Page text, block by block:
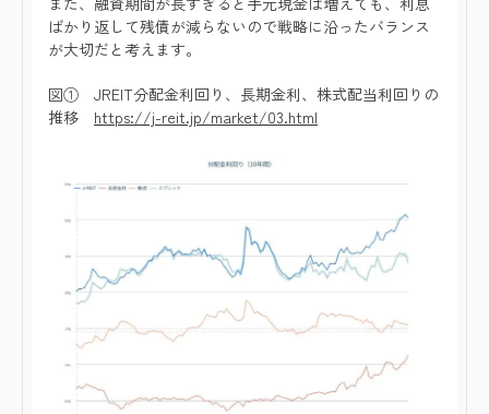
ばかり返して残債が減らないので戦略に沿ったバランス
が大切だと考えます。
図① JREIT分配金利回り、長期金利、株式配当利回りの
推移 https://j-reit.jp/market/03.html